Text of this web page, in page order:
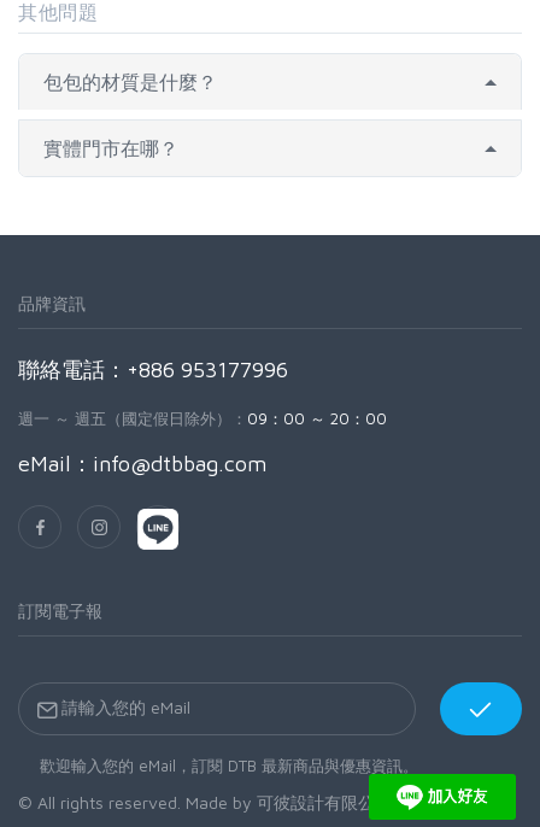
其他問題
包包的材質是什麼？
實體門市在哪？
品牌資訊
聯絡電話：+886 953177996
週一 ～ 週五（國定假日除外）： 09：00 ～ 20：00
eMail： info@dtbbag.com
訂閱電子報
歡迎輸入您的 eMail，訂閱 DTB 最新商品與優惠資訊。
© All rights reserved. Made by 可彼設計有限公司